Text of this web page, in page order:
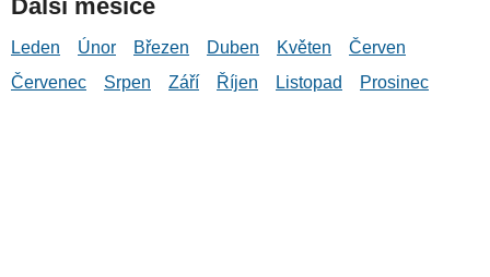
Další měsíce
Leden Únor Březen Duben Květen
Červen
Červenec
Srpen Září Říjen Listopad Prosinec